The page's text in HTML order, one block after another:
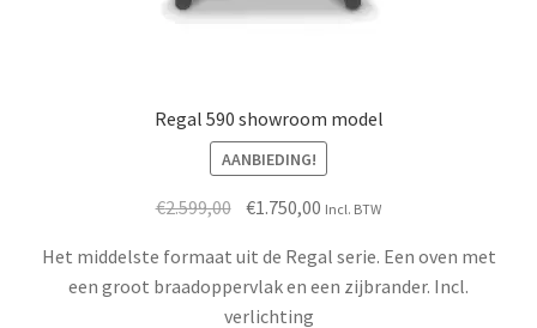
Regal 590 showroom model
AANBIEDING!
€2.599,00 Oorspronkelijke
was:
€2.599,00.
€1.750,00 Huidige
is:
€1.750,00.
Incl. BTW
Het middelste formaat uit de Regal serie. Een oven met
een groot braadoppervlak en een zijbrander. Incl.
verlichting